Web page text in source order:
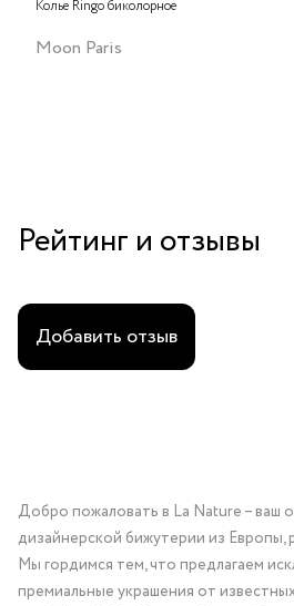
Колье Ringo биколорное
Moon Paris
Рейтинг и отзывы
Добавить отзыв
Добро пожаловать в La Nature – ваш
дизайнерской бижутерии из Европы,
Мы гордимся тем, что предлагаем
премиальные украшения от